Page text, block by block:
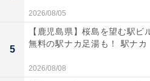
商品名
ナルミヤキャラクターズ おり
2026/08/05
5
【鹿児島県】桜島を望む駅ビ
無料の駅ナカ足湯も！ 駅ナカ
2026/08/08